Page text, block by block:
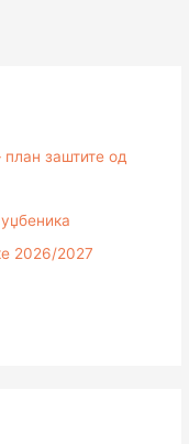
заштите од
2026/2027